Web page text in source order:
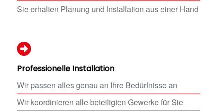
Sie erhalten Planung und Installation aus einer Hand
Professionelle Installation
Wir passen alles genau an Ihre Bedürfnisse an
Wir koordinieren alle beteiligten Gewerke für Sie